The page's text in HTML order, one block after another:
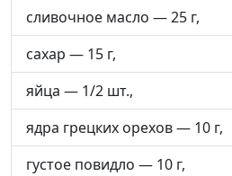
сливочное масло — 25 г,
сахар — 15 г,
яйца — 1/2 шт.,
ядра грецких орехов — 10 г,
густое повидло — 10 г,